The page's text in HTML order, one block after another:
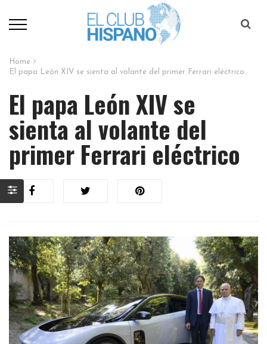
Home
El papa León XIV se sienta al volante del primer Ferrari eléctrico​
El papa León XIV se
sienta al volante del
primer Ferrari eléctrico​